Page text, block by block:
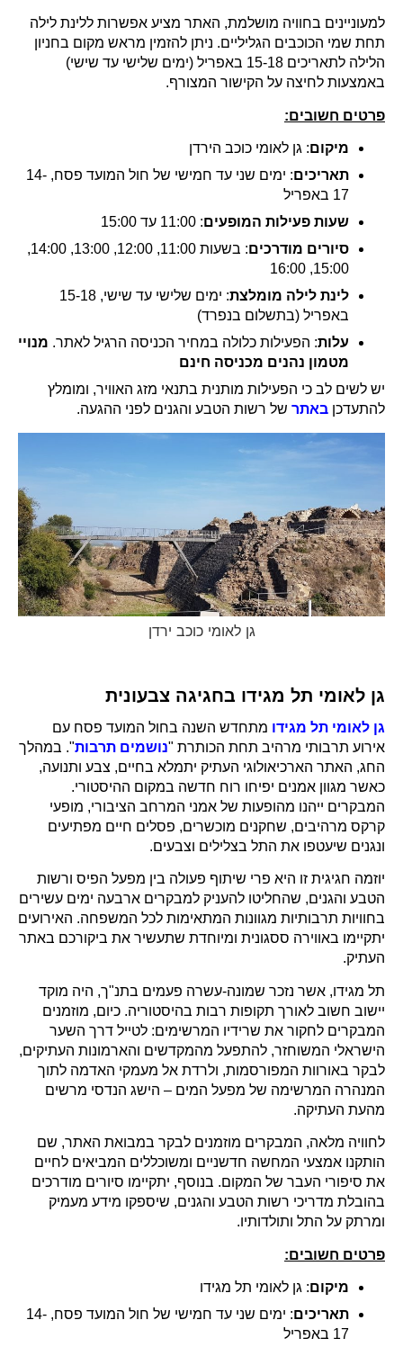
למעוניינים בחוויה מושלמת, האתר מציע אפשרות ללינת לילה
תחת שמי הכוכבים הגליליים. ניתן להזמין מראש מקום בחניון
הלילה לתאריכים 15-18 באפריל (ימים שלישי עד שישי)
באמצעות לחיצה על הקישור המצורף.
פרטים חשובים:
מיקום: גן לאומי כוכב הירדן
תאריכים
: ימים שני עד חמישי של חול המועד פסח, 14-
17 באפריל
שעות פעילות המופעים: 11:00 עד 15:00
סיורים מודרכים
: בשעות 11:00, 12:00, 13:00, 14:00,
15:00, 16:00
לינת לילה מומלצת
: ימים שלישי עד שישי, 15-18
באפריל (בתשלום בנפרד)
עלות: הפעילות כלולה במחיר הכניסה הרגיל לאתר. מנויי
מטמון נהנים מכניסה חינם
יש לשים לב כי הפעילות מותנית בתנאי מזג האוויר, ומומלץ
להתעדכן באתר של רשות הטבע והגנים לפני ההגעה.
גן לאומי כוכב ירדן
גן לאומי תל מגידו בחגיגה צבעונית
גן לאומי תל מגידו מתחדש השנה בחול המועד פסח עם
אירוע תרבותי מרהיב תחת הכותרת "נושמים תרבות". במהלך
החג, האתר הארכיאולוגי העתיק יתמלא בחיים, צבע ותנועה,
כאשר מגוון אמנים יפיחו רוח חדשה במקום ההיסטורי.
המבקרים ייהנו מהופעות של אמני המרחב הציבורי, מופעי
קרקס מרהיבים, שחקנים מוכשרים, פסלים חיים מפתיעים
ונגנים שיעטפו את התל בצלילים וצבעים.
יוזמה חגיגית זו היא פרי שיתוף פעולה בין מפעל הפיס ורשות
הטבע והגנים, שהחליטו להעניק למבקרים ארבעה ימים עשירים
בחוויות תרבותיות מגוונות המתאימות לכל המשפחה. האירועים
יתקיימו באווירה ססגונית ומיוחדת שתעשיר את ביקורכם באתר
העתיק.
תל מגידו, אשר נזכר שמונה-עשרה פעמים בתנ"ך, היה מוקד
יישוב חשוב לאורך תקופות רבות בהיסטוריה. כיום, מוזמנים
המבקרים לחקור את שרידיו המרשימים: לטייל דרך השער
הישראלי המשוחזר, להתפעל מהמקדשים והארמונות העתיקים,
לבקר באורוות המפורסמות, ולרדת אל מעמקי האדמה לתוך
המנהרה המרשימה של מפעל המים – הישג הנדסי מרשים
מהעת העתיקה.
לחוויה מלאה, המבקרים מוזמנים לבקר במבואת האתר, שם
הותקנו אמצעי המחשה חדשניים ומשוכללים המביאים לחיים
את סיפורי העבר של המקום. בנוסף, יתקיימו סיורים מודרכים
בהובלת מדריכי רשות הטבע והגנים, שיספקו מידע מעמיק
ומרתק על התל ותולדותיו.
פרטים חשובים:
מיקום: גן לאומי תל מגידו
תאריכים
: ימים שני עד חמישי של חול המועד פסח, 14-
17 באפריל